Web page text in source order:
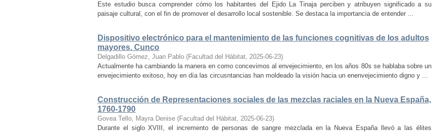
Este estudio busca comprender cómo los habitantes del Ejido La Tinaja perciben y atribuyen significado a su
paisaje cultural, con el fin de promover el desarrollo local sostenible. Se destaca la importancia de entender ...
Dispositivo electrónico para el mantenimiento de las funciones cognitivas de los adultos
mayores. Cunco
Delgadillo Gómez, Juan Pablo (Facultad del Hábitat, 2025-06-23)
Actualmente ha cambiando la manera en como concevimos al envejecimiento, en los años 80s se hablaba sobre un
envejecimiento exitoso, hoy en día las circusntancias han moldeado la visión hacia un enenvejecimiento digno y ...
Construcción de Representaciones sociales de las mezclas raciales en la Nueva España,
1760-1790
Govea Tello, Mayra Denise (Facultad del Hábitat, 2025-06-23)
Durante el siglo XVIII, el incremento de personas de sangre mezclada en la Nueva España llevó a las élites